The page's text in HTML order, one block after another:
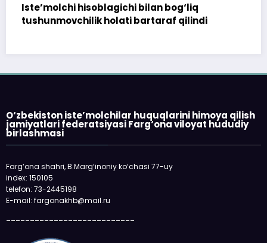
bog‘liq
qilindi
172 million so‘m to‘landi, ammo
topshirilmadi…
O‘zbekiston iste’molchilar huquqlarini himoya qilish
jamiyatlari federatsiyasi Farg‘ona viloyat hududiy
birlashmasi
Farg‘ona shahri, B.Marg‘inoniy ko‘chasi 77-uy
index: 150105
telefon: 73-2445198
E-mail: fargonakhb@mail.ru